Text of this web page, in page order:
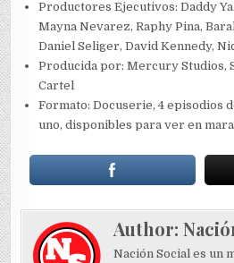
Productores Ejecutivos: Daddy
Mayna Nevarez, Raphy Pina,
Daniel Seliger, David Kennedy,
Producida por: Mercury Studios,
Cartel
Formato: Docuserie, 4 episodios
uno, disponibles para ver en
Author:
Nación Social es un